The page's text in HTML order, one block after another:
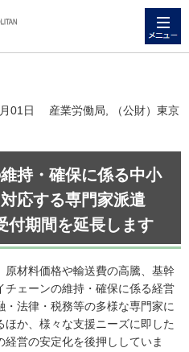
01日 産業労働局, （公財）東京
持・確保に係る中小
応する専門家派遣
付期間を延長します
材料価格や輸送費の高騰、基幹
ェーンの維持・確保に係る経営
法律・税務等の多様な専門家に
か、様々な支援ニーズに即した
営の安定化を後押ししていま